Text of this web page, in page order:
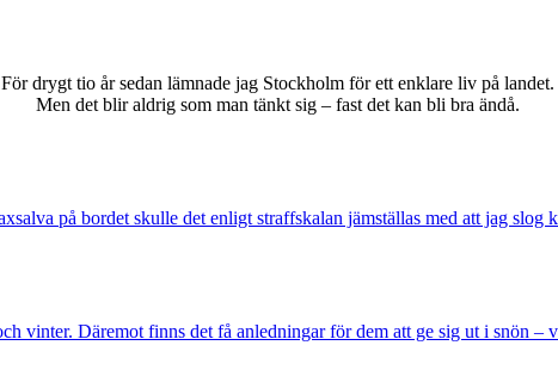
För drygt tio år sedan lämnade jag Stockholm för ett enklare liv på landet.
Men det blir aldrig som man tänkt sig – fast det kan bli bra ändå.